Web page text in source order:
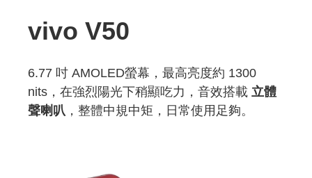
vivo V50
6.77 吋 AMOLED螢幕，最高亮度約 1300
nits，在強烈陽光下稍顯吃力，音效搭載 立體
聲喇叭 ，整體中規中矩，日常使用足夠。